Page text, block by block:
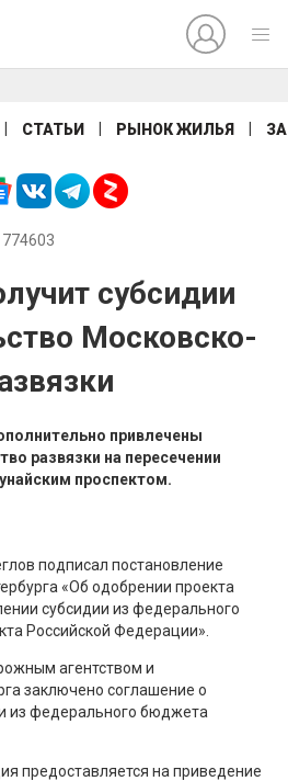
СТАТЬИ РЫНОК ЖИЛЬЯ
субсидии
Московско-
привлечены
развязки на пересечении
проспектом.
подписал постановление
«Об одобрении проекта
субсидии из федерального
Российской Федерации».
агентством и
заключено соглашение о
из федерального бюджета
предоставляется на приведение